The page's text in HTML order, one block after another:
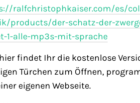
ralfchristophkaiser.com/es/
products/der-schatz-der-
1-alle-mp3s-mit-sprache
findet Ihr die kostenlose
Türchen zum Öffnen,
eigenen Webseite.